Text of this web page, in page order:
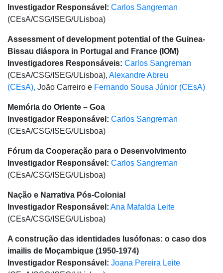
Investigador Responsável: Carlos Sangreman
(CEsA/CSG/ISEG/ULisboa)
Assessment of development potential of the Guinea-
Bissau diáspora in Portugal and France (IOM)
Investigadores Responsáveis: Carlos Sangreman
(CEsA/CSG/ISEG/ULisboa), Alexandre Abreu
(CEsA), João Carreiro e Fernando Sousa Júnior (CEsA)
Memória do Oriente – Goa
Investigador Responsável: Carlos Sangreman
(CEsA/CSG/ISEG/ULisboa)
Fórum da Cooperação para o Desenvolvimento
Investigador Responsável: Carlos Sangreman
(CEsA/CSG/ISEG/ULisboa)
Nação e Narrativa Pós-Colonial
Investigador Responsável: Ana Mafalda Leite
(CEsA/CSG/ISEG/ULisboa)
A construção das identidades lusófonas: o caso dos
imailis de Moçambique (1950-1974)
Investigador Responsável: Joana Pereira Leite